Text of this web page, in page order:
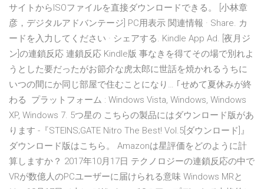
サイトからISOファイルを直接ダウンロードできる。 [小林章
彦，デジタルアドバンテージ] PC用表示 関連情報 · Share. カ
ードを入力してください · シェアする. Kindle App Ad. [夜月ジ
ン]の連鎖反応 連鎖反応 Kindle版 事なきを得てその場で別れよ
うとした要だったがお節介な虎太郎に世話を焼かれるうちに
いつの間にか同じ部屋で住むことになり… ｢せめて夏休みが終
わる プラットフォーム : Windows Vista, Windows, Windows
XP, Windows 7. 5つ星の こちらの製品にはダウンロード版があ
ります -『STEINS;GATE Nitro The Best! Vol.5[ダウンロード]』
ダウンロード版はこちら。 Amazonは星評価をどのように計
算しますか？ 2017年10月17日 テクノロジーの連鎖反応の中で
VRが数億人のPCユーザーに届けられる意味 Windows MRと